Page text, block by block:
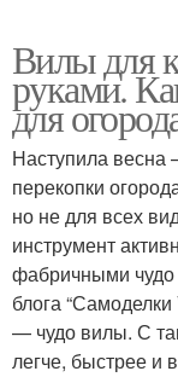
Вилы для
руками.
для
Наступила
перекопки
но не для всех
инструмент
фабричными чудо
блога
— чудо вилы. С
легче, быстрее и